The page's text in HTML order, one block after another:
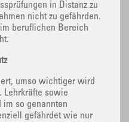
in Distanz zu
nicht zu gefährden.
beruflichen Bereich
umso wichtiger wird
Lehrkräfte sowie
so genannten
gefährdet wie nur